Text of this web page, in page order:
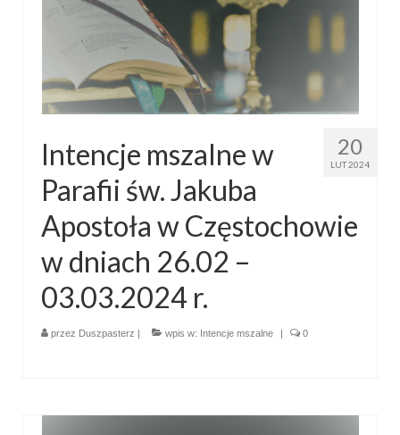
Sakrament kapłaństwa
Sakrament namaszczenia chorych
Galeria
Niedziela Palmowa 29.03.2026
Wielki Czwartek 02.04.2026
Wielki Piątek 03.04.2026
Wielka Sobota 04.04.2026
Godzina Miłosierdzia 12.04.2026
Galerie 2025
Zakończenie Oktawy Bożego Ciała
20
LUT 2024
Intencje mszalne w
Parafii św. Jakuba
Apostoła w Częstochowie
w dniach 26.02 –
03.03.2024 r.
przez Duszpasterz wpis w: Intencje mszalne 0